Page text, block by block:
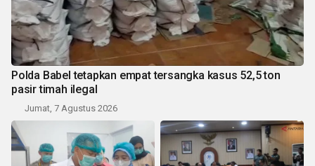
Polda Babel tetapkan empat tersangka kasus 52,5 ton
pasir timah ilegal
Jumat, 7 Agustus 2026